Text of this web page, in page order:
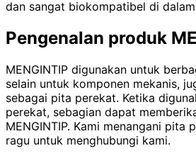
dan sangat biokompatibel di dalam
Pengenalan produk
MENGINTIP digunakan untuk
selain untuk komponen mekanis,
sebagai pita perekat. Ketika
perekat, sebagian dapat
MENGINTIP. Kami menangani pita
ragu untuk menghubungi kami.